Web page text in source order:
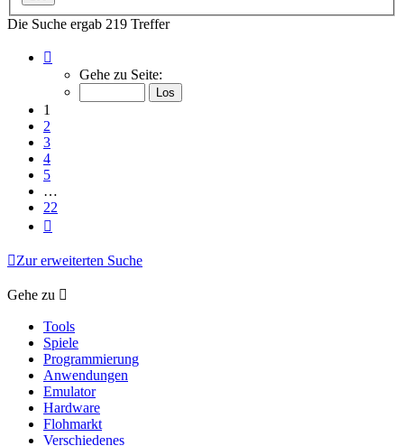
Die Suche ergab 219 Treffer
von
Gehe zu Seite:
1
2
3
4
5
…
22
Zur erweiterten Suche
Gehe zu
Tools
Spiele
Programmierung
Anwendungen
Emulator
Hardware
Flohmarkt
Verschiedenes